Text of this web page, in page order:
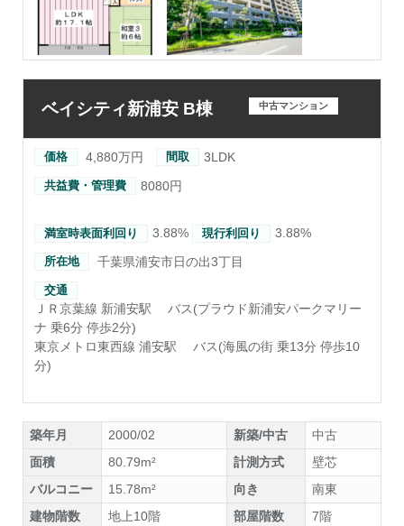
ベイシティ新浦安 B棟 中古マンション
価格 4,880万円 間取 3LDK
共益費・管理費 8080円
満室時表面利回り 3.88% 現行利回り 3.88%
所在地 千葉県浦安市日の出3丁目
交通
ＪＲ京葉線 新浦安駅
バス(プラウド新浦安パークマリー
ナ 乗6分 停歩2分)
東京メトロ東西線 浦安駅
バス(海風の街 乗13分 停歩10
分)
築年月 2000/02 新築/中古
中古
面積
80.79m² 計測方式
壁芯
バルコニー
15.78m² 向き
南東
建物階数
地上10階 部屋階数
7階